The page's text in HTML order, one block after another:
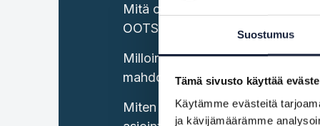
Suostumus
Tämä sivusto käyttää
Käytämme evästeitä
ja kävijämäärämme
Mitä ovat Suomen keskitetyt
OOTS-komponentit?
Milloin asiointipalvelun tulee
mahdollistaa OOTS:n käyttö?
Miten tiedot haetaan